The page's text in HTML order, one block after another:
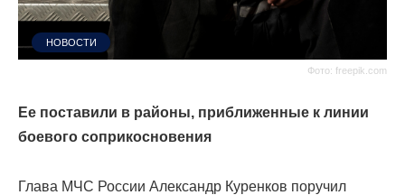
Фото: freepik.com
НОВОСТИ
Ее поставили в районы, приближенные к линии
боевого соприкосновения
Глава МЧС России Александр Куренков поручил